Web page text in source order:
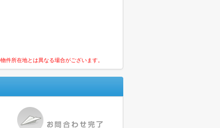
件所在地とは異なる場合がございます。